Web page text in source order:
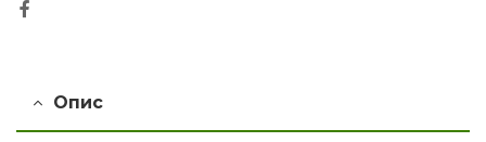
Опис